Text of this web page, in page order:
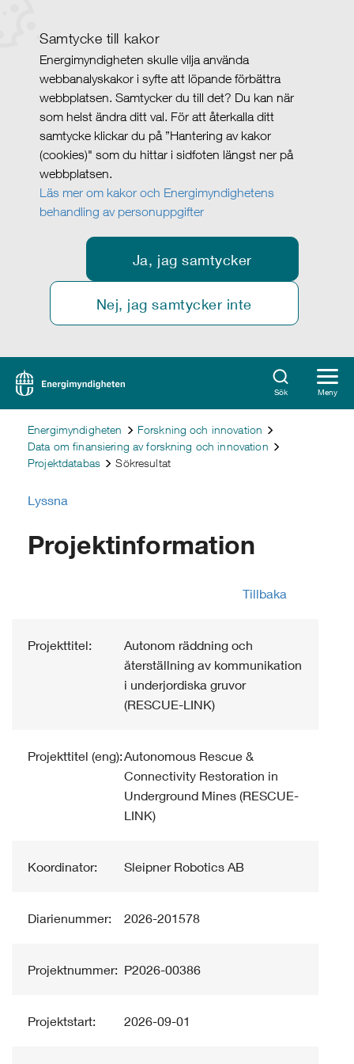
Samtycke till kakor
Energimyndigheten skulle vilja använda
webbanalyskakor i syfte att löpande förbättra
webbplatsen. Samtycker du till det? Du kan när
som helst ändra ditt val. För att återkalla ditt
samtycke klickar du på ”Hantering av kakor
(cookies)" som du hittar i sidfoten längst ner på
webbplatsen.
Läs mer om kakor och Energimyndighetens
behandling av personuppgifter
Ja, jag samtycker
Nej, jag samtycker inte
Sök Meny
Energimyndigheten
Forskning och innovation
Data om finansiering av forskning och innovation
Projektdatabas
Sökresultat
Lyssna
Projektinformation
Tillbaka
Projekttitel:
Autonom räddning och
återställning av kommunikation
i underjordiska gruvor
(RESCUE-LINK)
Projekttitel (eng):Autonomous Rescue &
Connectivity Restoration in
Underground Mines (RESCUE-
LINK)
Koordinator: Sleipner Robotics AB
Diarienummer: 2026-201578
Projektnummer: P2026-00386
Projektstart: 2026-09-01